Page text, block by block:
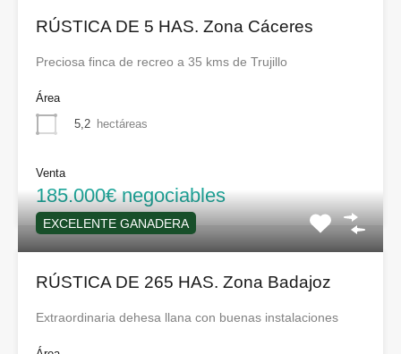
RÚSTICA DE 5 HAS. Zona Cáceres
Preciosa finca de recreo a 35 kms de Trujillo
Área
5,2 hectáreas
Venta
185.000€ negociables
EXCELENTE GANADERA
RÚSTICA DE 265 HAS. Zona Badajoz
Extraordinaria dehesa llana con buenas instalaciones